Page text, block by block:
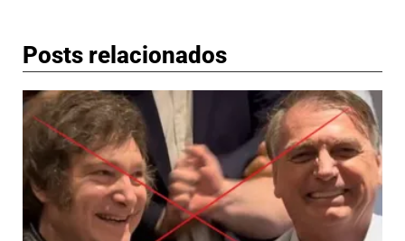
Posts relacionados